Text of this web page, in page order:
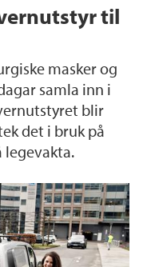
til
masker og
samla inn i
blir
det i bruk på
legevakta.